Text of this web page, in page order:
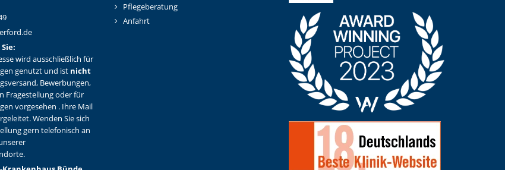
wird ausschließlich für
genutzt und ist nicht
Bewerbungen,
Fragestellung oder für
vorgesehen . Ihre Mail
Wenden Sie sich
gern telefonisch an
Pflegeberatung
Anfahrt